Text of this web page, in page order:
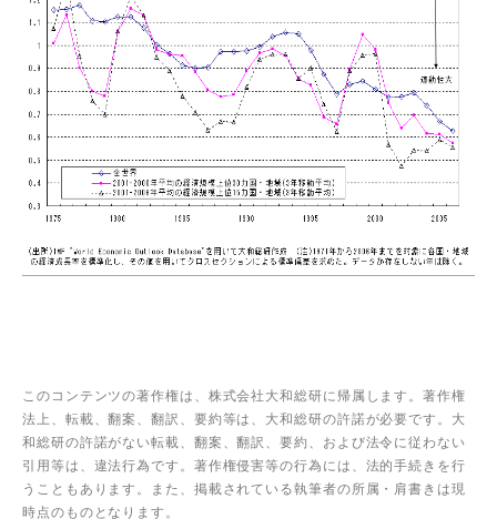
このコンテンツの著作権は、株式会社大和総研に帰属します。著作権
法上、転載、翻案、翻訳、要約等は、大和総研の許諾が必要です。大
和総研の許諾がない転載、翻案、翻訳、要約、および法令に従わない
引用等は、違法行為です。著作権侵害等の行為には、法的手続きを行
うこともあります。また、掲載されている執筆者の所属・肩書きは現
時点のものとなります。